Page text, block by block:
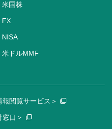
米国株
FX
NISA
米ドルMMF
閲覧サービス＞
口＞